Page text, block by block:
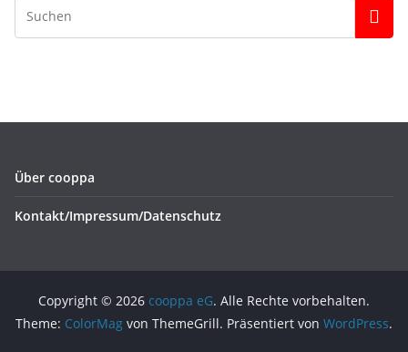
Über cooppa
Kontakt/Impressum/Datenschutz
Copyright © 2026 cooppa eG. Alle Rechte vorbehalten.
Theme: ColorMag von ThemeGrill. Präsentiert von WordPress.